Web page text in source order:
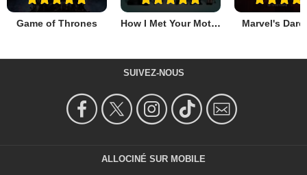
Game of Thrones How I Met Your Mother Marvel's
SUIVEZ-NOUS
ALLOCINÉ SUR MOBILE